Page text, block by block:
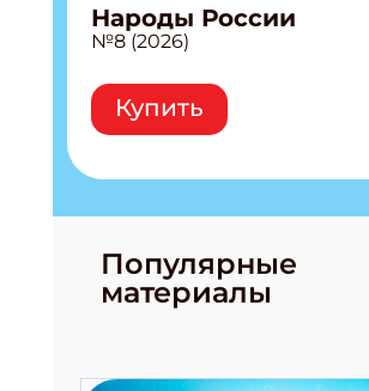
Народы России
№8 (2026)
Купить
Популярные
материалы